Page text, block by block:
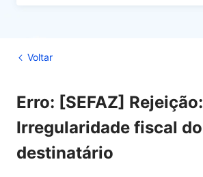
Voltar
Erro: [SEFAZ] Rejeição:
Irregularidade fiscal do
destinatário